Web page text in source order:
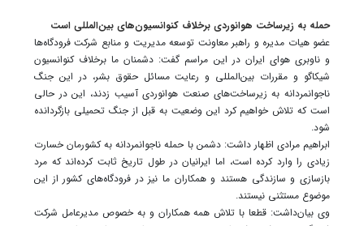
حمله به زیرساخت هوانوردی برخلاف کنوانسیون‌های بین‌المللی است
عضو هیات مدیره و راهبر معاونت توسعه مدیریت و منابع شرکت فرودگاه‌ها
و ناوبری هوای ایران در این مراسم گفت: دشمنان ما برخلاف کنوانسیون
شیکاگو و مقررات بین‌المللی و رعایت مسائل حقوق بشر، در این جنگ
ناجوانمردانه به زیرساخت‌های صنعت هوانوردی آسیب زدند، این در حالی
است که تلاش خواهیم کرد این وضعیت به قبل از جنگ تحمیلی بازگردانده
شود.
ابراهیم مرادی اظهار داشت: دشمن با حمله ناجوانمردانه به کشورمان خسارت
زیادی را وارد کرده است، اما ایرانیان در طول تاریخ ثابت کرده‌اند که مرد
بازسازی و سازندگی هستند و همکاران ما نیز در فرودگاه‌های کشور از این
موضوع مستثنی نیستند.
وی بیان‌داشت: قطعا با تلاش همه همکاران و به خصوص مدیرعامل شرکت